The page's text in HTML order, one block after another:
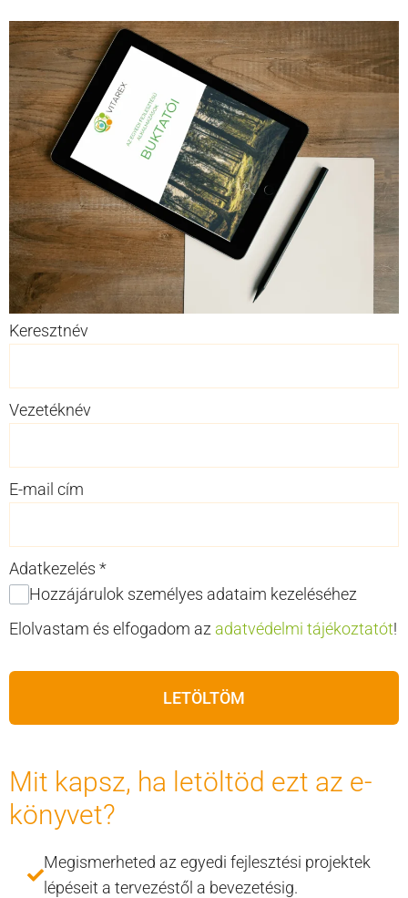
Keresztnév
Vezetéknév
E-mail cím
Adatkezelés *
Hozzájárulok személyes adataim kezeléséhez
Elolvastam és elfogadom az adatvédelmi tájékoztatót!
LETÖLTÖM
Mit kapsz, ha letöltöd ezt az e-
könyvet?
Megismerheted az egyedi fejlesztési projektek
lépéseit a tervezéstől a bevezetésig.